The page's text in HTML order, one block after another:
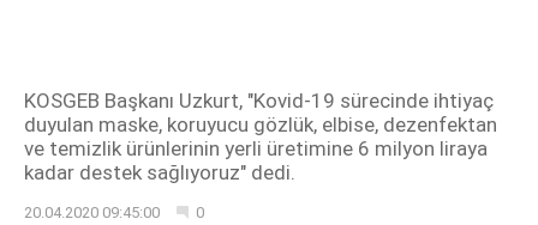
KOSGEB Başkanı Uzkurt, "Kovid-19 sürecinde ihtiyaç
duyulan maske, koruyucu gözlük, elbise, dezenfektan
ve temizlik ürünlerinin yerli üretimine 6 milyon liraya
kadar destek sağlıyoruz" dedi.
20.04.2020 09:45:00 0